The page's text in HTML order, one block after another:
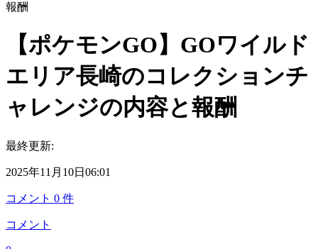
報酬
【ポケモンGO】GOワイルド
エリア長崎のコレクションチ
ャレンジの内容と報酬
最終更新:
2025年11月10日06:01
コメント 0 件
コメント